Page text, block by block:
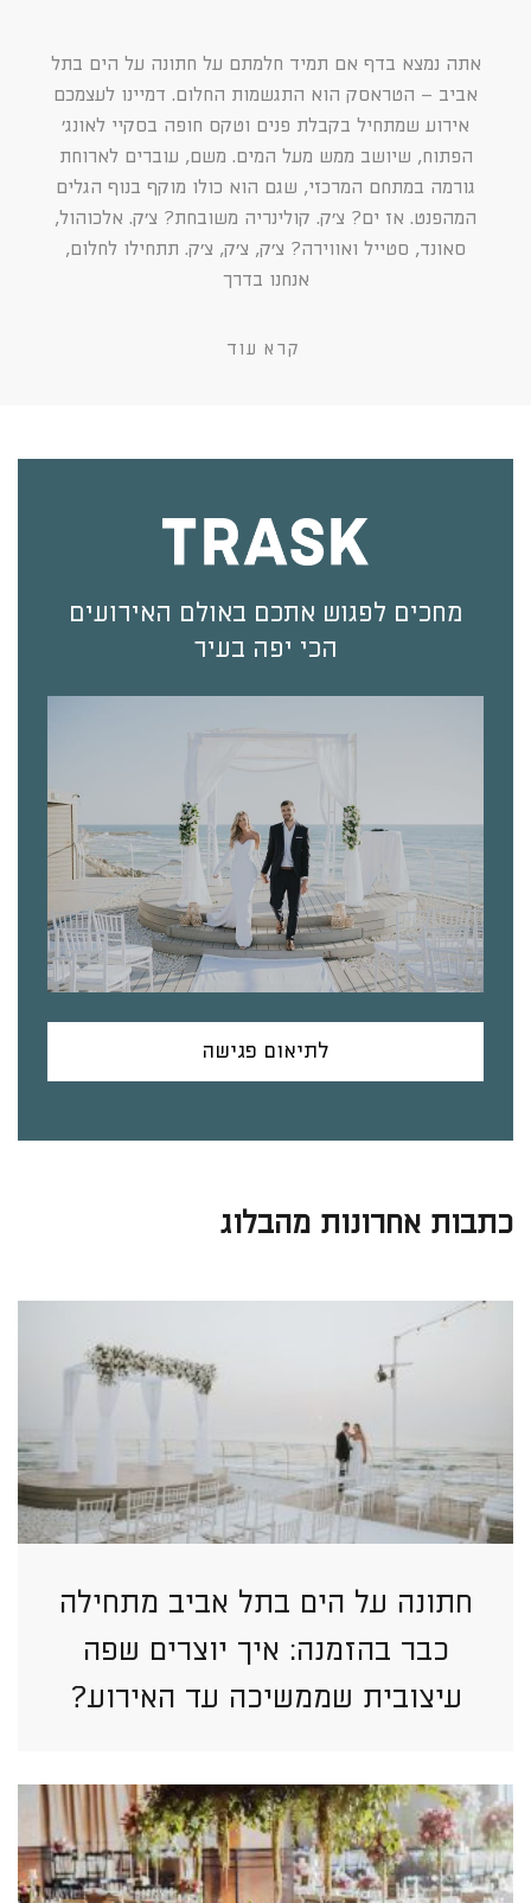
אתה נמצא בדף אם תמיד חלמתם על חתונה על הים בתל
אביב – הטראסק הוא התגשמות החלום. דמיינו לעצמכם
אירוע שמתחיל בקבלת פנים וטקס חופה בסקיי לאונג׳
הפתוח, שיושב ממש מעל המים. משם, עוברים לארוחת
גורמה במתחם המרכזי, שגם הוא כולו מוקף בנוף הגלים
המהפנט. אז ים? צ׳ק. קולינריה משובחת? צ׳ק. אלכוהול,
סאונד, סטייל ואווירה? צ׳ק, צ׳ק, צ׳ק. תתחילו לחלום,
אנחנו בדרך
קרא עוד
מחכים לפגוש אתכם באולם האירועים
הכי יפה בעיר
לתיאום פגישה
כתבות אחרונות מהבלוג
חתונה על הים בתל אביב מתחילה
כבר בהזמנה: איך יוצרים שפה
עיצובית שממשיכה עד האירוע?